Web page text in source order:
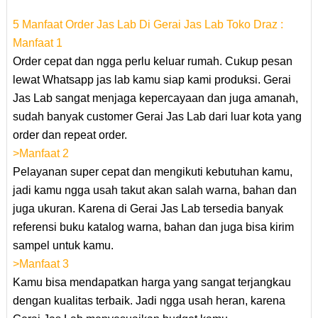
5 Manfaat Order Jas Lab Di Gerai Jas Lab Toko Draz :
Manfaat 1
Order cepat dan ngga perlu keluar rumah. Cukup pesan
lewat Whatsapp jas lab kamu siap kami produksi. Gerai
Jas Lab sangat menjaga kepercayaan dan juga amanah,
sudah banyak customer Gerai Jas Lab dari luar kota yang
order dan repeat order.
>Manfaat 2
Pelayanan super cepat dan mengikuti kebutuhan kamu,
jadi kamu ngga usah takut akan salah warna, bahan dan
juga ukuran. Karena di Gerai Jas Lab tersedia banyak
referensi buku katalog warna, bahan dan juga bisa kirim
sampel untuk kamu.
>Manfaat 3
Kamu bisa mendapatkan harga yang sangat terjangkau
dengan kualitas terbaik. Jadi ngga usah heran, karena